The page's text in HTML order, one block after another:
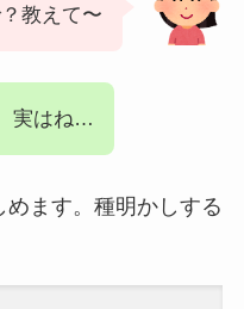
教えて〜
実はね…
ます。種明かしする